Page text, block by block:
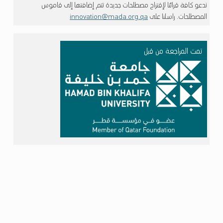
ندعو كافة قرائنا لإقتراح مصطلحات جديدة تتم إضافتها إلى قاموس
المصطلحات. راسلنا على innovation@mada.org.qa
تمت المراجعة من قبل